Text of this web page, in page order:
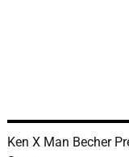
Ken X Man Becher